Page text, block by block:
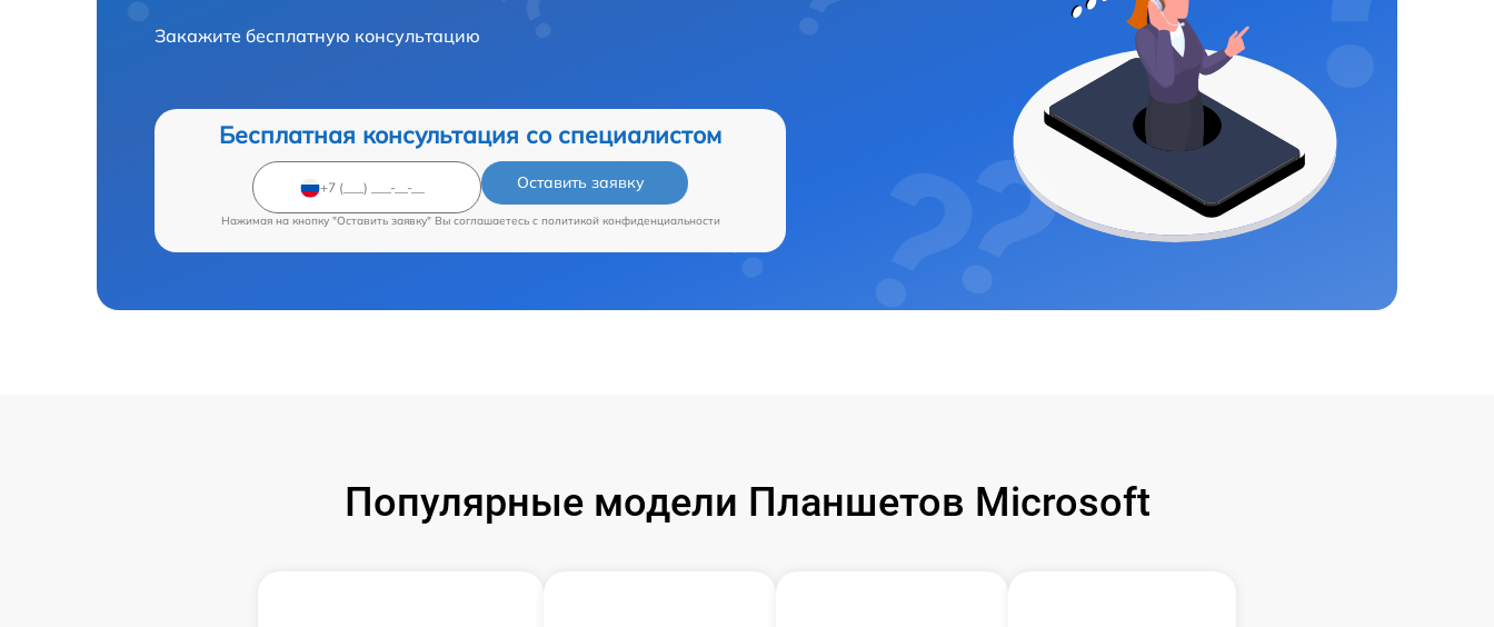
Закажите бесплатную консультацию
Бесплатная консультация со специалистом
Оставить заявку
Нажимая на кнопку "Оставить заявку" Вы соглашаетесь c политикой конфиденциальности
Популярные модели Планшетов Microsoft